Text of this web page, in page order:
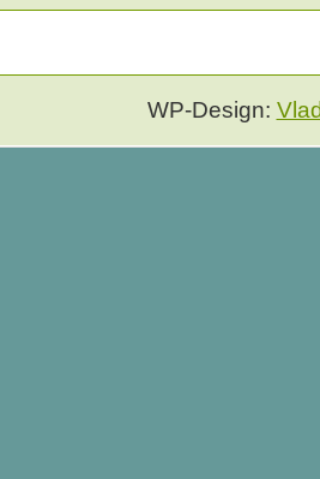
WP-Design: